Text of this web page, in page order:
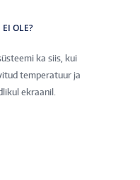
OLE?
ka siis, kui
temperatuur ja
ekraanil.